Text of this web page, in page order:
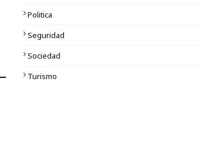
Politica
Seguridad
Sociedad
Turismo